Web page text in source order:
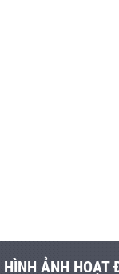
HÌNH ẢNH HOẠT